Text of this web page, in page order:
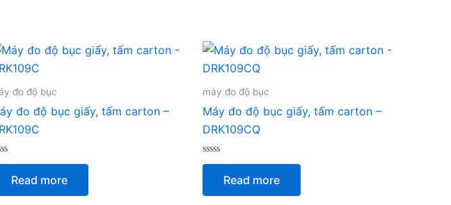
đo độ bục
đo độ bục giấy, tấm carton –
Read more
máy đo độ bục
Máy đo độ bục giấy, tấm carton –
DRK109CQ
Rated
5
Read more